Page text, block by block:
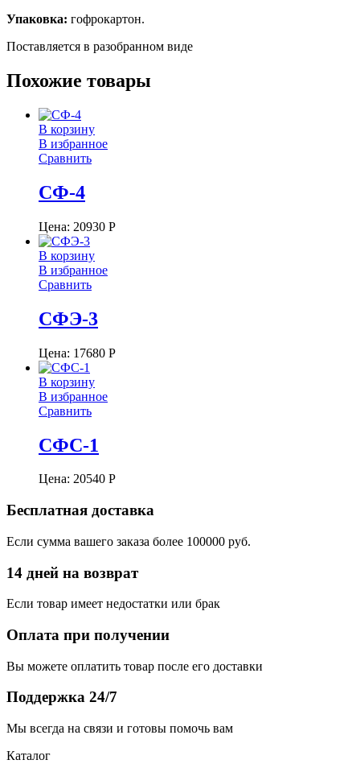
Упаковка: гофрокартон.
Поставляется в разобранном виде
Похожие товары
В корзину
В избранное
Сравнить
СФ-4
Цена: 20930 Р
В корзину
В избранное
Сравнить
СФЭ-3
Цена: 17680 Р
В корзину
В избранное
Сравнить
СФС-1
Цена: 20540 Р
Бесплатная доставка
Если сумма вашего заказа более 100000 руб.
14 дней на возврат
Если товар имеет недостатки или брак
Оплата при получении
Вы можете оплатить товар после его доставки
Поддержка 24/7
Мы всегда на связи и готовы помочь вам
Каталог